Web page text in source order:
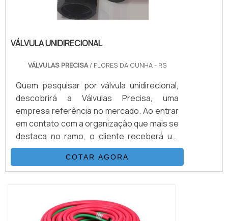
VÁLVULA UNIDIRECIONAL
VÁLVULAS PRECISA/ FLORES DA CUNHA - RS
Quem pesquisar por válvula unidirecional,
descobrirá a Válvulas Precisa, uma
empresa referência no mercado. Ao entrar
em contato com a organização que mais se
destaca no ramo, o cliente receberá um
suporte completo para sanar eventuais
dúvidas sobre o produto a ser
adquirido.Quando o interesse é por válvula
profissionais da Válvulas Precisa o cliente
encontrará excelente custo-benefício e
COTAR AGORA